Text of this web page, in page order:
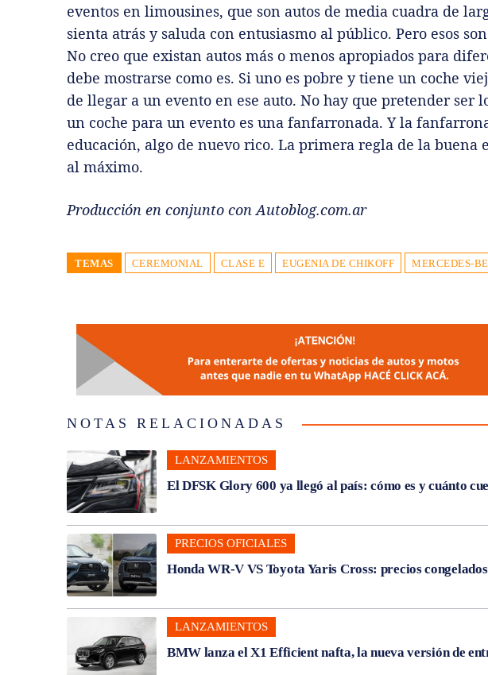
eventos en limousines, que son autos de media cuadra de
sienta atrás y saluda con entusiasmo al público. Pero esos
No creo que existan autos más o menos apropiados para
debe mostrarse como es. Si uno es pobre y tiene un coche
de llegar a un evento en ese auto. No hay que pretender ser
un coche para un evento es una fanfarronada. Y la
educación, algo de nuevo rico. La primera regla de la buena
al máximo.
Producción en conjunto con Autoblog.com.ar
TEMAS CEREMONIAL CLASE E EUGENIA DE CHIKOFF MERCEDES-
NOTAS RELACIONADAS
LANZAMIENTOS
El DFSK Glory 600 ya llegó al país: cómo es y cuánto
PRECIOS OFICIALES
Honda WR-V VS Toyota Yaris Cross: precios
LANZAMIENTOS
BMW lanza el X1 Efficient nafta, la nueva versión de